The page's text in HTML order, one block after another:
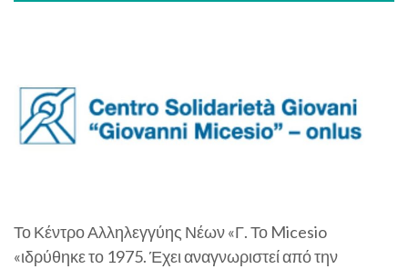
Το Κέντρο Αλληλεγγύης Νέων «Γ. Το Micesio
«ιδρύθηκε το 1975. Έχει αναγνωριστεί από την